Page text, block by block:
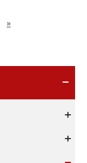
»